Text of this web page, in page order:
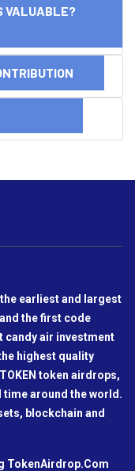
VALUABLE?
earliest and largest
the first code
candy air investment
highest quality
token airdrops,
around the world.
blockchain and
TokenAirdrop.Com